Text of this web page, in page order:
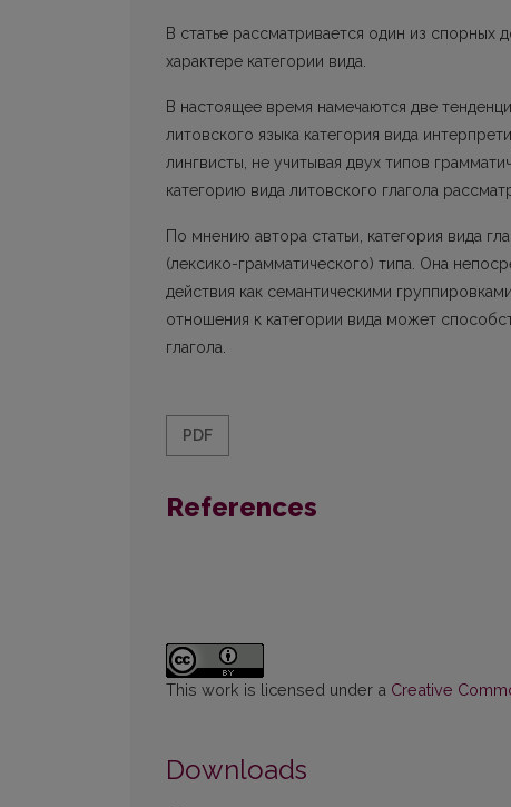
В статье рассматривается один из
характере категории вида.
В настоящее время намечаются две
литовского языка категория вида
лингвисты, не учитывая двух типов
категорию вида литовского глагола
По мнению автора статьи, категория вида
(лексико-грамматического) типа. Она
действия как семантическими
отношения к категории вида может
глагола.
PDF
References
This work is licensed under a Creative
Downloads